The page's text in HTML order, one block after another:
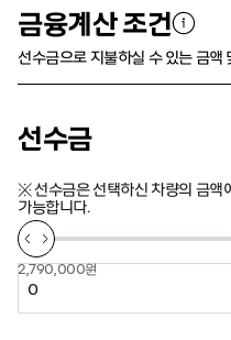
금융계산 조건
선수금으로 지불하실 수 있는 금액
선수금
※ 선수금은 선택하신 차량의 금
가능합니다.
2,790,000원